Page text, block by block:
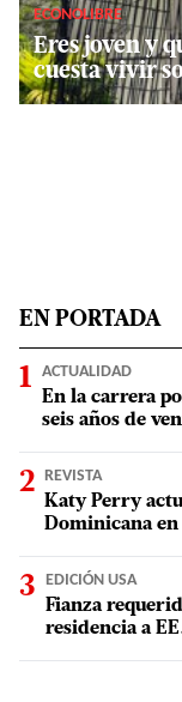
ECONOLIBRE
Eres joven y
cuesta vivir
EN PORTADA
ACTUALIDAD
En la carrera
seis años de
REVISTA
Katy Perry
Dominicana en
EDICIÓN USA
Fianza
residencia a